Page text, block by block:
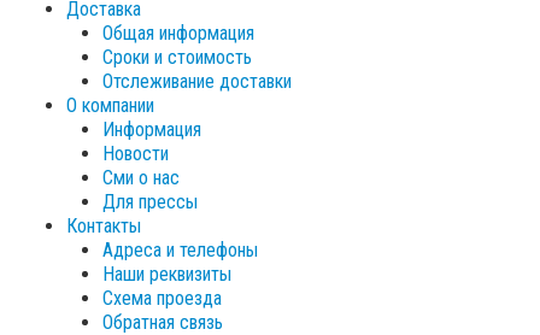
Доставка
Общая информация
Сроки и стоимость
Отслеживание доставки
О компании
Информация
Новости
Сми о нас
Для прессы
Контакты
Адреса и телефоны
Наши реквизиты
Схема проезда
Обратная связь